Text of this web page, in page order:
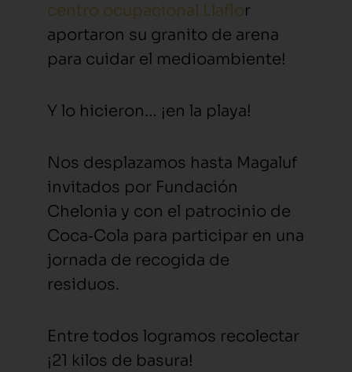
centro ocupacional Llaflor
aportaron su granito de arena
para cuidar el medioambiente!
Y lo hicieron… ¡en la playa!
Nos desplazamos hasta Magaluf
invitados por Fundación
Chelonia y con el patrocinio de
Coca‑Cola⁠ para participar en una
jornada de recogida de
residuos.
Entre todos logramos recolectar
¡21 kilos de basura!